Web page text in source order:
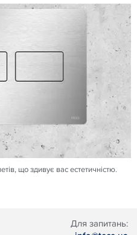
Для запитань:
що здивує вас естетичністю.